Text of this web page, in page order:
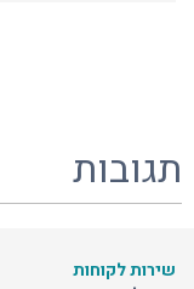
תגובות
שירות לקוחות